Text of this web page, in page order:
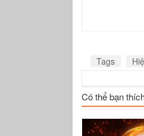
Tags
Có thể bạn